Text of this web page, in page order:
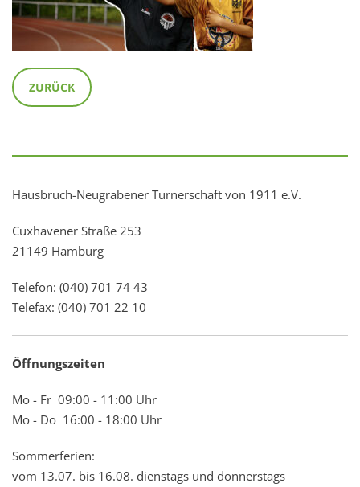
ZURÜCK
Hausbruch-Neugrabener Turnerschaft von 1911 e.V.
Cuxhavener Straße 253
21149 Hamburg
Telefon: (040) 701 74 43
Telefax: (040) 701 22 10
Öffnungszeiten
Mo - Fr 09:00 - 11:00 Uhr
Mo - Do 16:00 - 18:00 Uhr
Sommerferien:
vom 13.07. bis 16.08. dienstags und donnerstags